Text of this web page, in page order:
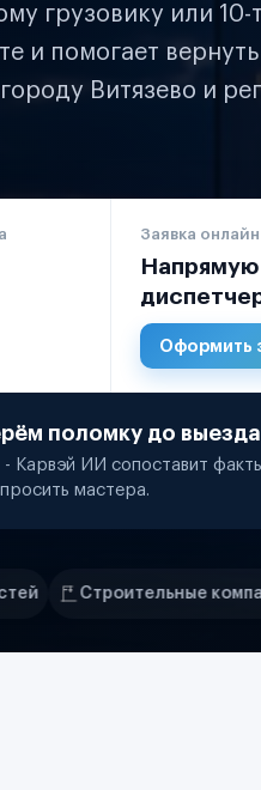
грузовику или 10-
и помогает
Витязево и
Заявка онлайн
Напрямую
Оформить
поломку до
Карвэй ИИ сопоставит
мастера.
компании Аренда